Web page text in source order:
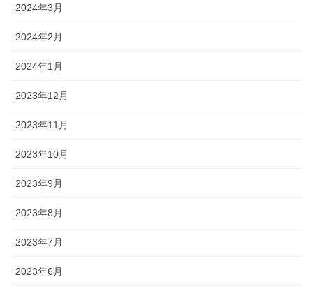
2024年3月
2024年2月
2024年1月
2023年12月
2023年11月
2023年10月
2023年9月
2023年8月
2023年7月
2023年6月